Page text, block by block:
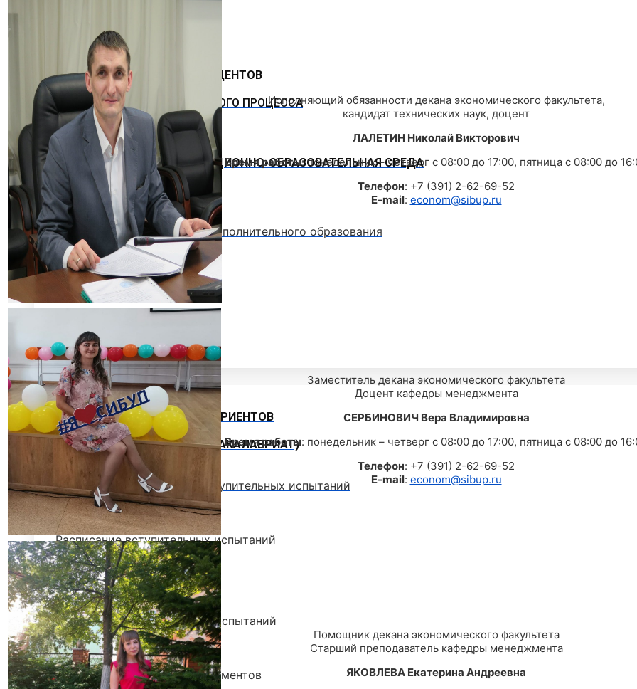
ОБЪЯВЛЕНИЯ
ГОРЯЧАЯ ЛИНИЯ ДЛЯ СТУДЕНТОВ
СВОДНЫЕ ГРАФИКИ УЧЕБНОГО ПРОЦЕССА
ЭЛЕКТРОННАЯ ИНФОРМАЦИОННО-ОБРАЗОВАТЕЛЬНАЯ СРЕДА
МЕТОДИЧЕСКИЙ КАБИНЕТ
Методические материалы дополнительного образования
Методическое обеспечение
Рабочие программы
Рабочие программы практик
Объявления
Абитуриенту
ИНФОРМАЦИЯ ДЛЯ АБИТУРИЕНТОВ
ВЫСШЕЕ ОБРАЗОВАНИЕ (БАКАЛАВРИАТ)
Перечень направлений и вступительных испытаний
Стоимость обучения
Расписание вступительных испытаний
Сроки зачисления
Сроки подачи документов
Программы вступительных испытаний
Основные сведения о ЕГЭ
Перечень необходимых документов
Исполняющий обязанности декана экономического факультета,
кандидат технических наук, доцент
ЛАЛЕТИН Николай Викторович
Время работы: понедельник – четверг с 08:00 до 17:00, пятница с 08:00 до
Телефон: +7 (391) 2-62-69-52
E-mail: econom@sibup.ru
Заместитель декана экономического факультета
Доцент кафедры менеджмента
СЕРБИНОВИЧ Вера Владимировна
Время работы: понедельник – четверг с 08:00 до 17:00, пятница с 08:00 до
Телефон: +7 (391) 2-62-69-52
E-mail: econom@sibup.ru
Помощник декана экономического факультета
Старший преподаватель кафедры менеджмента
ЯКОВЛЕВА Екатерина Андреевна